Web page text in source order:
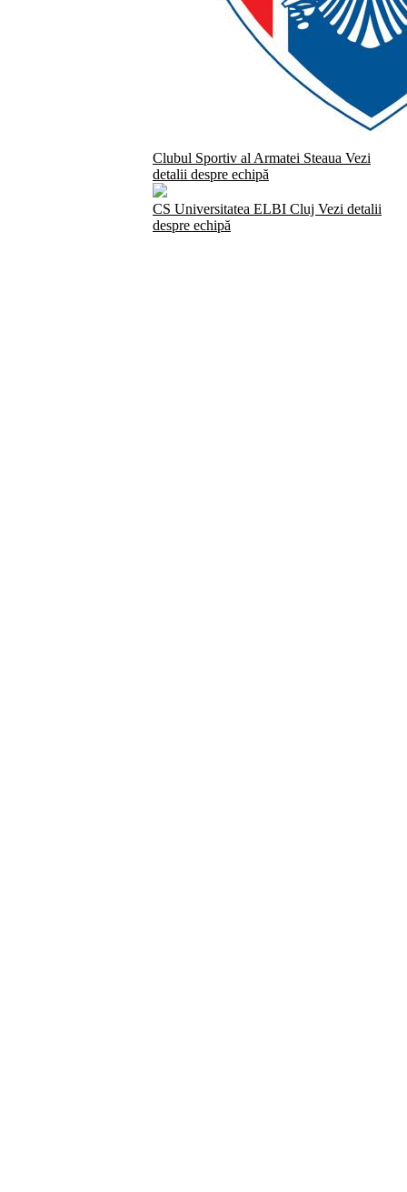
Clubul Sportiv al Armatei Steaua Vezi
detalii despre echipă
CS Universitatea ELBI Cluj Vezi detalii
despre echipă